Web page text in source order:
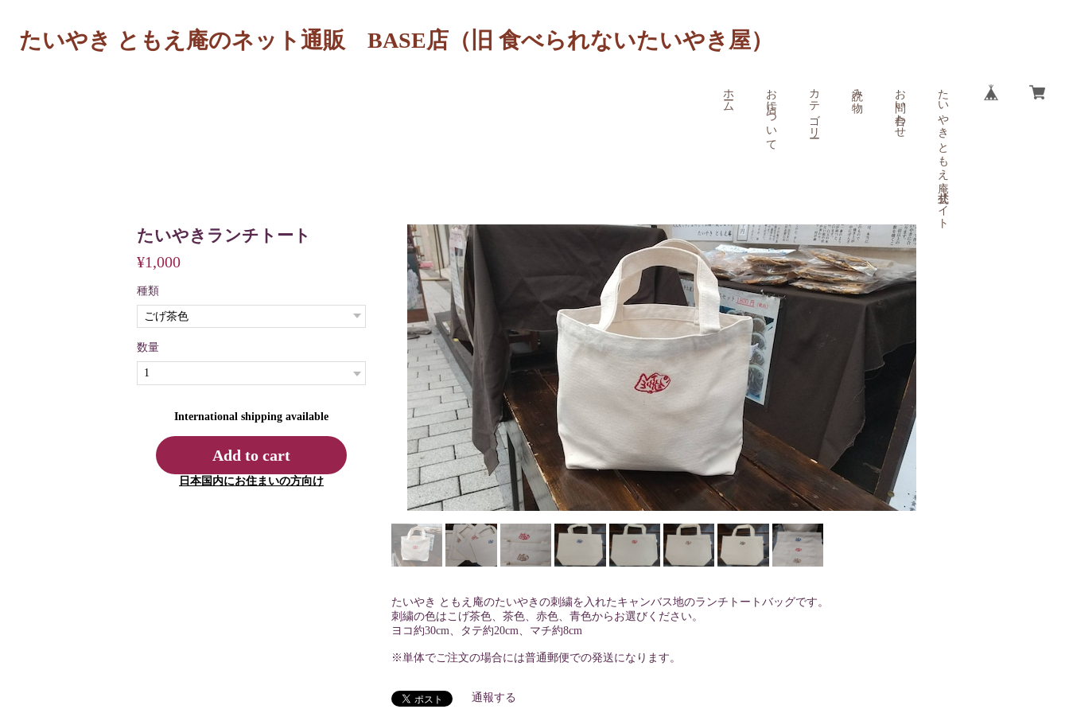
たいやき ともえ庵のネット通販 BASE店（旧 食べられないたいやき屋）
ホーム お店について カテゴリー 読み物 お問い合わせ たいやき ともえ庵 公式サイト
たいやきランチトート
¥1,000
種類
数量
International shipping available
Add to cart
日本国内にお住まいの方向け
たいやき ともえ庵のたいやきの刺繍を入れたキャンバス地のランチトートバッグです。
刺繍の色はこげ茶色、茶色、赤色、青色からお選びください。
ヨコ約30cm、タテ約20cm、マチ約8cm
※単体でご注文の場合には普通郵便での発送になります。
通報する